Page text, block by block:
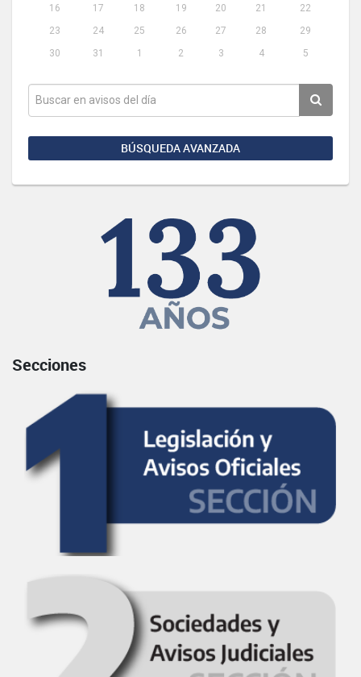
16
17 18 19 20 21
22
23
24 25 26 27 28
29
30
31 1 2 3 4 5
BÚSQUEDA AVANZADA
Secciones